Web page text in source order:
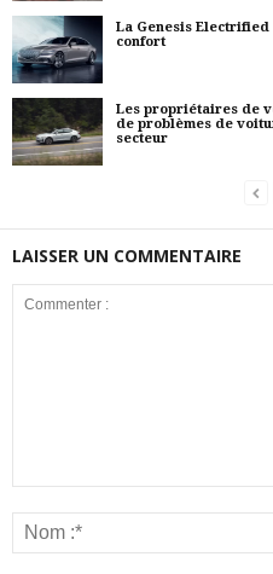
La Genesis Electrified
confort
Les propriétaires de
de problèmes de
secteur
LAISSER UN COMMENTAIRE